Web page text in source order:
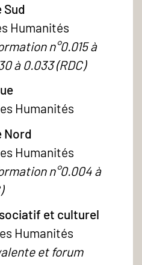
Sud
Humanités
n°0.015 à
à 0.033 (RDC)
Humanités
Nord
Humanités
n°0.004 à
et culturel
Humanités
et forum